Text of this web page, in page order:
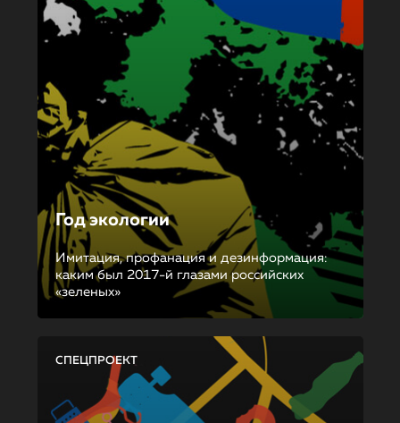
Год экологии
Имитация, профанация и дезинформация:
каким был 2017-й глазами российских
«зеленых»
СПЕЦПРОЕКТ